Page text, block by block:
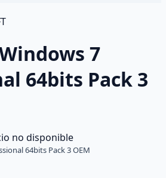
7
64bits Pack 3
no disponible
64bits Pack 3 OEM